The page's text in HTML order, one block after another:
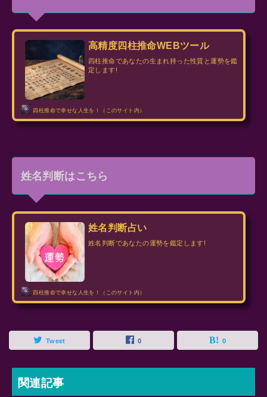
高精度四柱推命WEBツール
四柱推命であなたの生まれ持った性質と運勢を鑑
定します!
四柱推命で幸せな人生を！（このサイト内）
姓名判断はこちら
姓名判断占い
姓名判断であなたの運勢を鑑定します!
四柱推命で幸せな人生を！（このサイト内）
Tweet 0 0
関連記事